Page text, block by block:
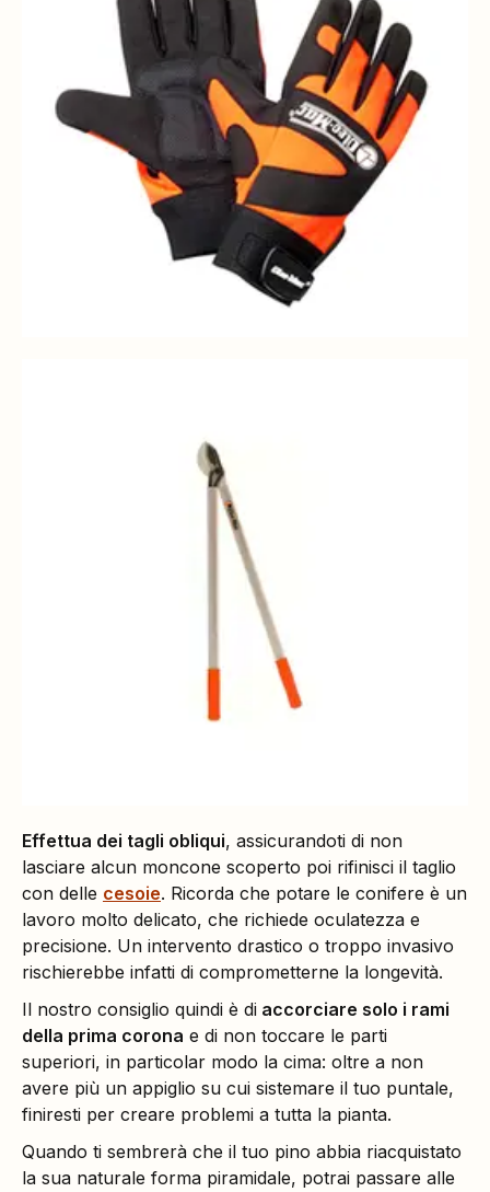
Effettua dei tagli obliqui, assicurandoti di non
lasciare alcun moncone scoperto poi rifinisci il taglio
con delle cesoie. Ricorda che potare le conifere è un
lavoro molto delicato, che richiede oculatezza e
precisione. Un intervento drastico o troppo invasivo
rischierebbe infatti di comprometterne la longevità.
Il nostro consiglio quindi è di accorciare solo i rami
della prima corona e di non toccare le parti
superiori, in particolar modo la cima: oltre a non
avere più un appiglio su cui sistemare il tuo puntale,
finiresti per creare problemi a tutta la pianta.
Quando ti sembrerà che il tuo pino abbia riacquistato
la sua naturale forma piramidale, potrai passare alle